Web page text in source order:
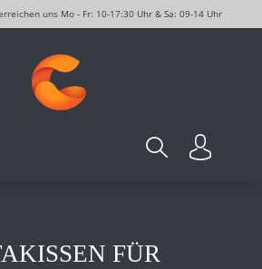
uns Mo - Fr: 10-17:30 Uhr & Sa: 09-14 Uhr
FÜR